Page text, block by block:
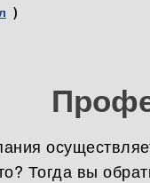
)
Тогда вы